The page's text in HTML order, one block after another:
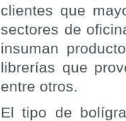
clientes que
sectores de
insuman
librerías que
entre otros.
El tipo de